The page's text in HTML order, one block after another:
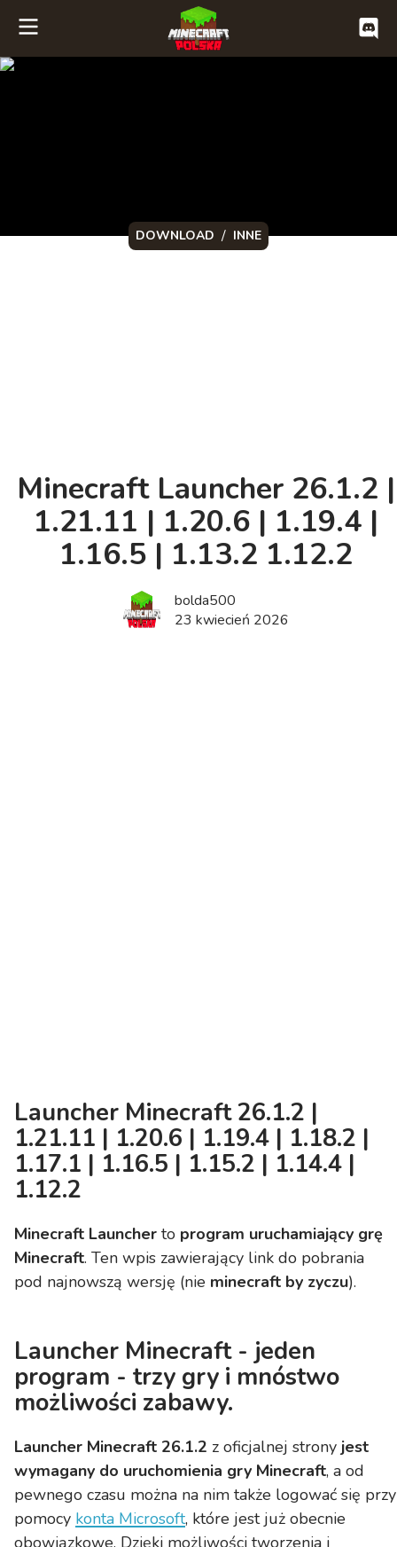
DOWNLOAD / INNE
Minecraft Launcher 26.1.2 |
1.21.11 | 1.20.6 | 1.19.4 |
1.16.5 | 1.13.2 1.12.2
bolda500
23 kwiecień 2026
Launcher Minecraft 26.1.2 |
1.21.11 | 1.20.6 | 1.19.4 | 1.18.2 |
1.17.1 | 1.16.5 | 1.15.2 | 1.14.4 |
1.12.2
Minecraft Launcher to program uruchamiający grę
Minecraft. Ten wpis zawierający link do pobrania
pod najnowszą wersję (nie minecraft by zyczu).
Launcher Minecraft - jeden
program - trzy gry i mnóstwo
możliwości zabawy.
Launcher Minecraft 26.1.2 z oficjalnej strony jest
wymagany do uruchomienia gry Minecraft, a od
pewnego czasu można na nim także logować się przy
pomocy konta Microsoft, które jest już obecnie
obowiązkowe. Dzięki możliwości tworzenia i